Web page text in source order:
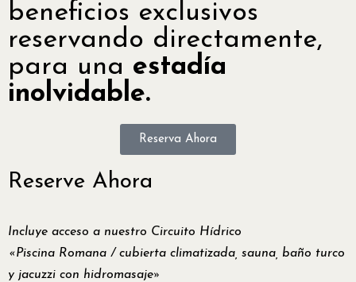
beneficios exclusivos
reservando directamente,
para una estadía
inolvidable.
Reserva Ahora
Reserve Ahora
Incluye acceso a nuestro Circuito Hídrico
«Piscina Romana / cubierta climatizada, sauna, baño turco
y jacuzzi con hidromasaje»